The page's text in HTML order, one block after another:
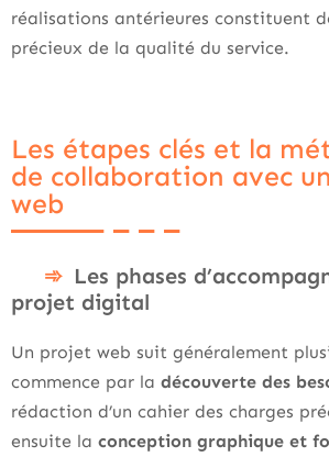
réalisations antérieures constituent
précieux de la qualité du service.
Les étapes clés et la
de collaboration avec
web
Les phases
projet digital
Un projet web suit généralement
commence par la découverte des
rédaction d’un cahier des charges
ensuite la conception graphique et